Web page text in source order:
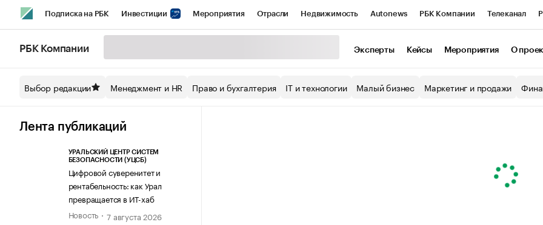
Подписка на РБК Инвестиции Мероприятия Отрасли Недвижимость Autonews РБК Компании Телеканал
Спецпроекты СПб Конференции СПб Спецпроекты Экономика Бизнес
Технологии и медиа
РБК Компании Эксперты Кейсы Мероприятия О
Выбор редакции Менеджмент и HR Право и бухгалтерия IT и технологии Малый бизнес Маркетинг и продажи
Лента публикаций
УРАЛЬСКИЙ ЦЕНТР СИСТЕМ
БЕЗОПАСНОСТИ (УЦСБ)
Цифровой суверенитет и
рентабельность: как Урал
превращается в ИТ-хаб
Новость
7 августа 2026